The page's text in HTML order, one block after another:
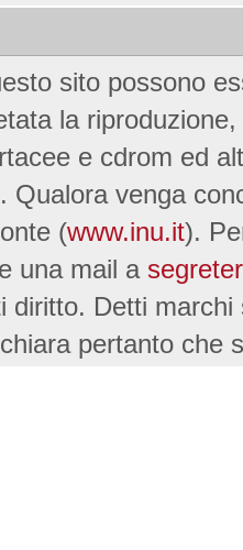
sito possono
la
e cdrom ed
Qualora venga
(www.inu.it).
una mail a
diritto. Detti
pertanto che